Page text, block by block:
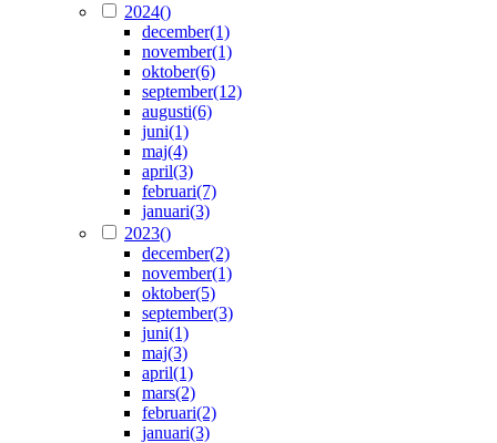
2024()
december(1)
november(1)
oktober(6)
september(12)
augusti(6)
juni(1)
maj(4)
april(3)
februari(7)
januari(3)
2023()
december(2)
november(1)
oktober(5)
september(3)
juni(1)
maj(3)
april(1)
mars(2)
februari(2)
januari(3)